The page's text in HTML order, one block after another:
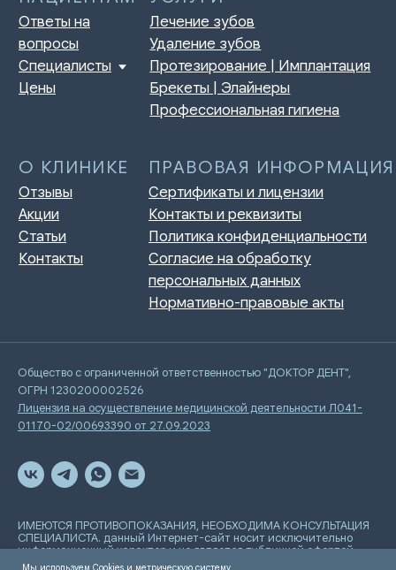
Контакты
персональных данных
Нормативно-правовые акты
Общество с ограниченной ответственностью "ДОКТОР ДЕНТ",
ОГРН 1230200002526
Лицензия на осуществление медицинской деятельности Л041-
01170-02/00693390 от 27.09.2023
ИМЕЮТСЯ ПРОТИВОПОКАЗАНИЯ, НЕОБХОДИМА КОНСУЛЬТАЦИЯ
СПЕЦИАЛИСТА. данный Интернет-сайт носит исключительно
информационный характер и не является публичной офертой,
определяемой положениями Статьи 437 Гражданского